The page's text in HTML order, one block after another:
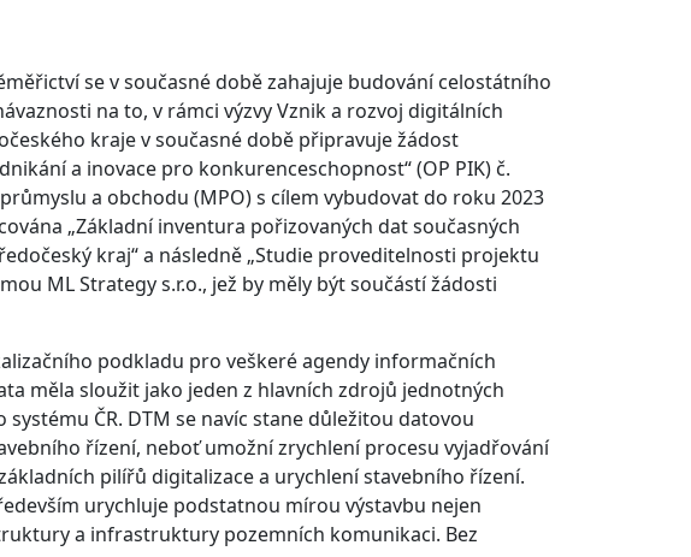
se v současné době zahajuje budování celostátního
na to, v rámci výzvy Vznik a rozvoj digitálních
kraje v současné době připravuje žádost
a inovace pro konkurenceschopnost“ (OP PIK) č.
a obchodu (MPO) s cílem vybudovat do roku 2023
„Základní inventura pořizovaných dat současných
kraj“ a následně „Studie proveditelnosti projektu
ML Strategy s.r.o., jež by měly být součástí žádosti
podkladu pro veškeré agendy informačních
měla sloužit jako jeden z hlavních zdrojů jednotných
ČR. DTM se navíc stane důležitou datovou
řízení, neboť umožní zrychlení procesu vyjadřování
pilířů digitalizace a urychlení stavebního řízení.
urychluje podstatnou mírou výstavbu nejen
a infrastruktury pozemních komunikaci. Bez